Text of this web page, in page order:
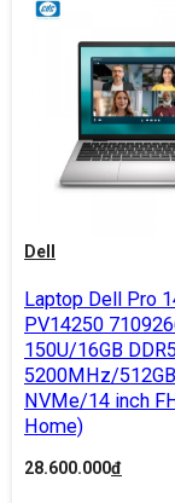
Dell
Laptop Dell Pro
PV14250
150U/16GB
5200MHz/
NVMe/14 inch
Home)
28.600.000đ